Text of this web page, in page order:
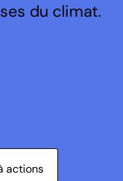
du climat.
actions